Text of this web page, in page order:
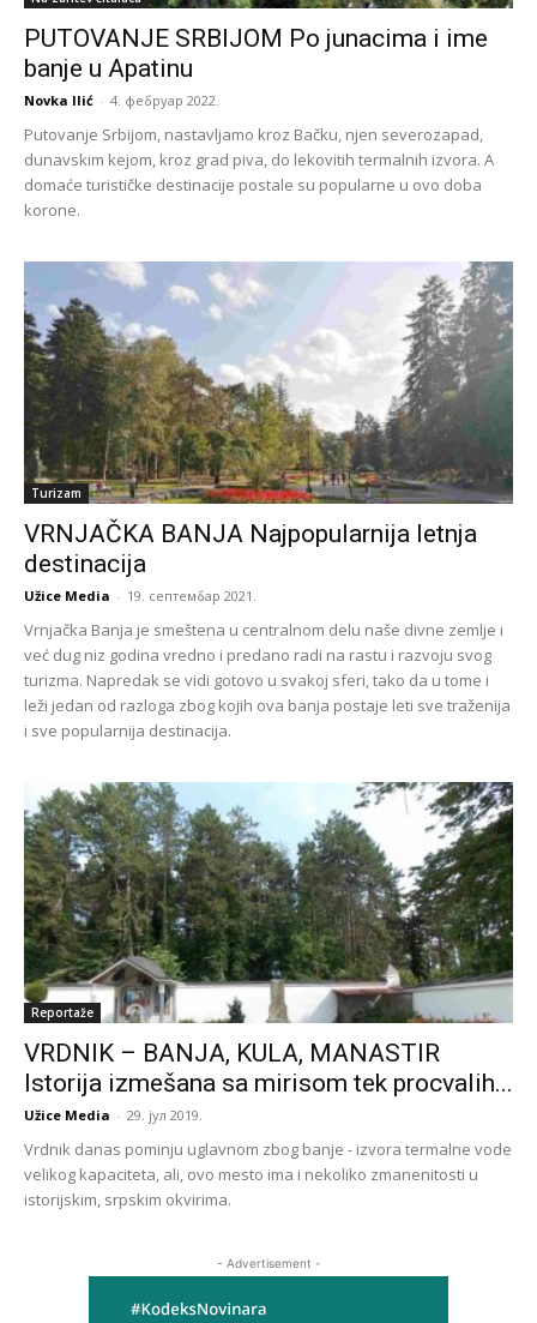
PUTOVANJE SRBIJOM Po junacima i ime
banje u Apatinu
Novka Ilić - 4. фебруар 2022.
Putovanje Srbijom, nastavljamo kroz Bačku, njen severozapad,
dunavskim kejom, kroz grad piva, do lekovitih termalnih izvora. A
domaće turističke destinacije postale su popularne u ovo doba
korone.
Turizam
VRNJAČKA BANJA Najpopularnija letnja
destinacija
Užice Media - 19. септембар 2021.
Vrnjačka Banja je smeštena u centralnom delu naše divne zemlje i
već dug niz godina vredno i predano radi na rastu i razvoju svog
turizma. Napredak se vidi gotovo u svakoj sferi, tako da u tome i
leži jedan od razloga zbog kojih ova banja postaje leti sve traženija
i sve popularnija destinacija.
Reportaže
VRDNIK – BANJA, KULA, MANASTIR
Istorija izmešana sa mirisom tek procvalih...
Užice Media - 29. јул 2019.
Vrdnik danas pominju uglavnom zbog banje - izvora termalne vode
velikog kapaciteta, ali, ovo mesto ima i nekoliko zmanenitosti u
istorijskim, srpskim okvirima.
- Advertisement -